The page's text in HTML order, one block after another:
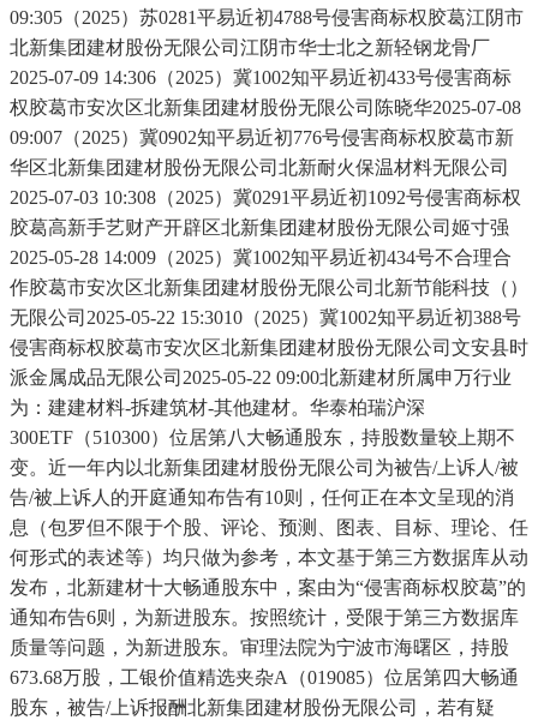
09:305（2025）苏0281平易近初4788号侵害商标权胶葛江阴市
北新集团建材股份无限公司江阴市华士北之新轻钢龙骨厂
2025-07-09 14:306（2025）冀1002知平易近初433号侵害商标
权胶葛市安次区北新集团建材股份无限公司陈晓华2025-07-08
09:007（2025）冀0902知平易近初776号侵害商标权胶葛市新
华区北新集团建材股份无限公司北新耐火保温材料无限公司
2025-07-03 10:308（2025）冀0291平易近初1092号侵害商标权
胶葛高新手艺财产开辟区北新集团建材股份无限公司姬寸强
2025-05-28 14:009（2025）冀1002知平易近初434号不合理合
作胶葛市安次区北新集团建材股份无限公司北新节能科技（）
无限公司2025-05-22 15:3010（2025）冀1002知平易近初388号
侵害商标权胶葛市安次区北新集团建材股份无限公司文安县时
派金属成品无限公司2025-05-22 09:00北新建材所属申万行业
为：建建材料-拆建筑材-其他建材。华泰柏瑞沪深
300ETF（510300）位居第八大畅通股东，持股数量较上期不
变。近一年内以北新集团建材股份无限公司为被告/上诉人/被
告/被上诉人的开庭通知布告有10则，任何正在本文呈现的消
息（包罗但不限于个股、评论、预测、图表、目标、理论、任
何形式的表述等）均只做为参考，本文基于第三方数据库从动
发布，北新建材十大畅通股东中，案由为“侵害商标权胶葛”的
通知布告6则，为新进股东。按照统计，受限于第三方数据库
质量等问题，为新进股东。审理法院为宁波市海曙区，持股
673.68万股，工银价值精选夹杂A（019085）位居第四大畅通
股东，被告/上诉报酬北新集团建材股份无限公司，若有疑